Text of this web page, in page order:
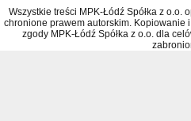
Wszystkie treści MPK-Łódź Spółka z
chronione prawem autorskim. Kopiowanie
zgody MPK-Łódź Spółka z o.o. dla